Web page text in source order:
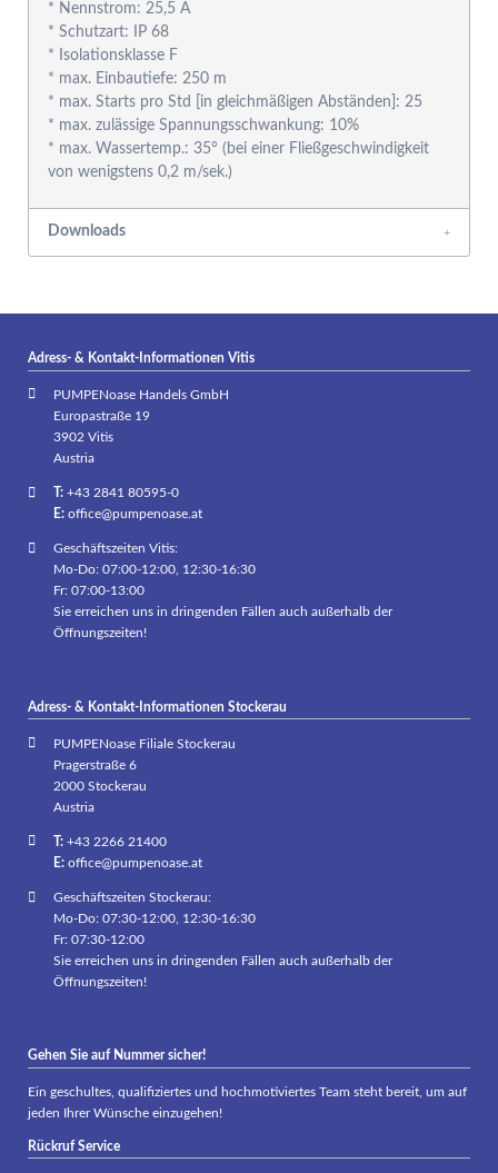
* Nennstrom: 25,5 A
* Schutzart: IP 68
* Isolationsklasse F
* max. Einbautiefe: 250 m
* max. Starts pro Std [in gleichmäßigen Abständen]: 25
* max. zulässige Spannungsschwankung: 10%
* max. Wassertemp.: 35° (bei einer Fließgeschwindigkeit
Downloads
Adress- & Kontakt-Informationen Vitis
PUMPENoase Handels GmbH
Europastraße 19
3902 Vitis
Austria
T:+43 2841 80595-0
E: office@pumpenoase.at
Geschäftszeiten Vitis:
Mo-Do: 07:00-12:00, 12:30-16:30
Fr: 07:00-13:00
Sie erreichen uns in dringenden Fällen auch außerhalb der
Öffnungszeiten!
Adress- & Kontakt-Informationen Stockerau
PUMPENoase Filiale Stockerau
Pragerstraße 6
2000 Stockerau
Austria
T:+43 2266 21400
E: office@pumpenoase.at
Geschäftszeiten Stockerau:
Mo-Do: 07:30-12:00, 12:30-16:30
Fr: 07:30-12:00
Sie erreichen uns in dringenden Fällen auch außerhalb der
Öffnungszeiten!
Gehen Sie auf Nummer sicher!
Ein geschultes, qualifiziertes und hochmotiviertes Team steht bereit, um auf
jeden Ihrer Wünsche einzugehen!
Rückruf Service